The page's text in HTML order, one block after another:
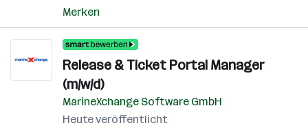
Merken
Release & Ticket Portal Manager
(m/w/d)
MarineXchange Software GmbH
Heute veröffentlicht